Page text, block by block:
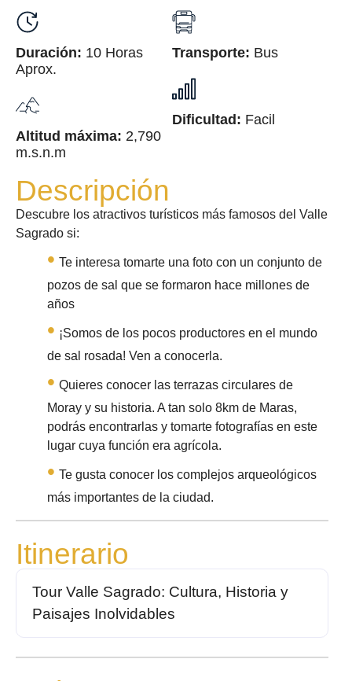
Duración: 10 Horas
Aprox.
Altitud máxima: 2,790
m.s.n.m
Transporte: Bus
Dificultad: Facil
Descripción
Descubre los atractivos turísticos más famosos del Valle
Sagrado si:
Te interesa tomarte una foto con un conjunto de
pozos de sal que se formaron hace millones de
años
¡Somos de los pocos productores en el mundo
de sal rosada! Ven a conocerla.
Quieres conocer las terrazas circulares de
Moray y su historia. A tan solo 8km de Maras,
podrás encontrarlas y tomarte fotografías en este
lugar cuya función era agrícola.
Te gusta conocer los complejos arqueológicos
más importantes de la ciudad.
Itinerario
Tour Valle Sagrado: Cultura, Historia y
Paisajes Inolvidables